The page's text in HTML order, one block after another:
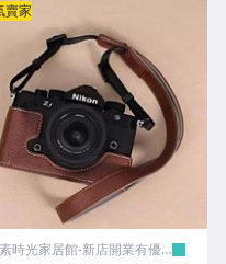
賣家
時光家居館-新店開業有優